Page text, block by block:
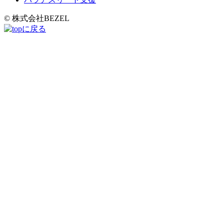
© 株式会社BEZEL